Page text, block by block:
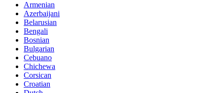
Armenian
Azerbaijani
Belarusian
Bengali
Bosnian
Bulgarian
Cebuano
Chichewa
Corsican
Croatian